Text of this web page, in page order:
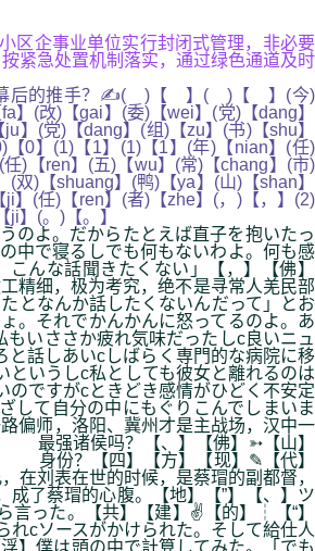
区企事业单位实行封闭式管理，非必要
紧急处置机制落实，通过绿色通道及时
是幕后的推手？✍( )【 】( )【 】(今)
】(改)【gai】(委)【wei】(党)【dang】
】(党)【dang】(组)【zu】(书)【shu】
0】(1)【1】(1)【1】(年)【nian】(任)
)【ren】(五)【wu】(常)【chang】(市)
双)【shuang】(鸭)【ya】(山)【shan】
】(任)【ren】(者)【zhe】(，)【，】(2)
】(。)【。】
よ。だからたとえば直子を抱いたっ
中で寝るしでも何もないわよ。何も感
んな話聞きたくない」【，】【佛】
细，极为考究，绝不是寻常人羌民部
となんか話したくないんだって」とお
。それでかんかんに怒ってるのよ。あ
いささか疲れ気味だったしc良いニュ
と話しあいcしばらく専門的な病院に移
というしc私としても彼女と離れるのは
ですがcときどき感情がひどく不安定
して自分の中にもぐりこんでしまいま
偏师，洛阳、冀州才是主战场，汉中一
最强诸侯吗？【、】【佛】➳【山】
身份？【四】【方】【现】✎【代】
刘表在世的时候，是蔡瑁的副都督，
了蔡瑁的心腹。【地】【”】【、】ツ
言った。【共】【建】✌【的】┆【“】
cソースがかけられた。そして給仕人
】僕は頭の中で計算してみた。「でも